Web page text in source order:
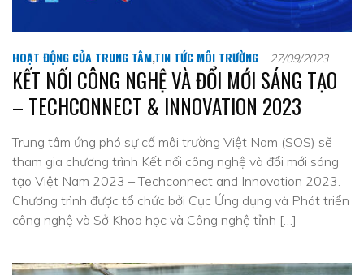
HOẠT ĐỘNG CỦA TRUNG TÂM,TIN TỨC MÔI TRƯỜNG 27/09/2023
KẾT NỐI CÔNG NGHỆ VÀ ĐỔI MỚI SÁNG TẠO
– TECHCONNECT & INNOVATION 2023
Trung tâm ứng phó sự cố môi trường Việt Nam (SOS) sẽ
tham gia chương trình Kết nối công nghệ và đổi mới sáng
tạo Việt Nam 2023 – Techconnect and Innovation 2023.
Chương trình được tổ chức bởi Cục Ứng dụng và Phát triển
công nghệ và Sở Khoa học và Công nghệ tỉnh […]